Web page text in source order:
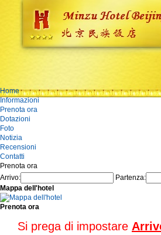
Home
Informazioni
Prenota ora
Dotazioni
Foto
Notizia
Recensioni
Contatti
Prenota ora
Arrivo:
Partenza:
Mappa dell'hotel
Prenota ora
Si prega di impostare